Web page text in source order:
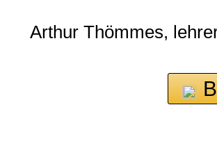
Arthur Thömmes,